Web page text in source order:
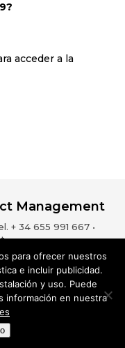
acceder a la
Management
+ 34 655 991 667 •
Política de cookies
para ofrecer nuestros
e incluir publicidad.
y uso. Puede
información en nuestra